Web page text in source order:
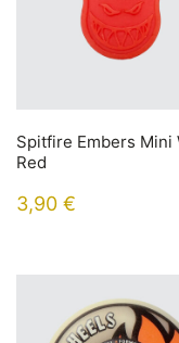
Spitfire Embers Mini
Red
3,90 €